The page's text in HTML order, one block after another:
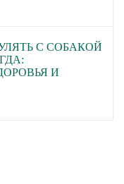
С СОБАКОЙ
И